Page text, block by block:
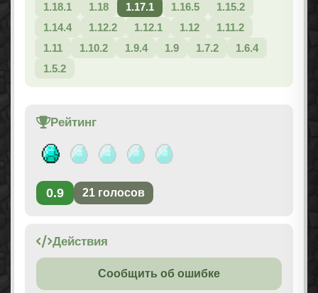
1.18.1
1.18 1.17.1 1.16.5
1.15.2
1.14.4
1.12.2 1.12.1 1.12
1.11.2
1.11
1.10.2 1.9.4 1.9 1.7.2
1.6.4
1.5.2
Рейтинг
0.9 21 голосов
Действия
Сообщить об ошибке